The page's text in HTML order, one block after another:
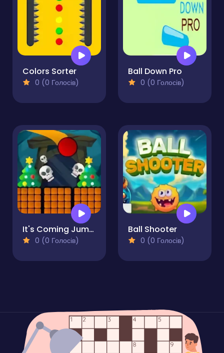
Colors Sorter
0 (0 Голосів)
Ball Down Pro
0 (0 Голосів)
It's Coming Jump!
0 (0 Голосів)
Ball Shooter
0 (0 Голосів)